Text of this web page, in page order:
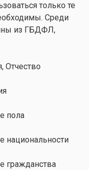
только те
Среди
из ГБДФЛ,
Отчество
пола
национальности
гражданства